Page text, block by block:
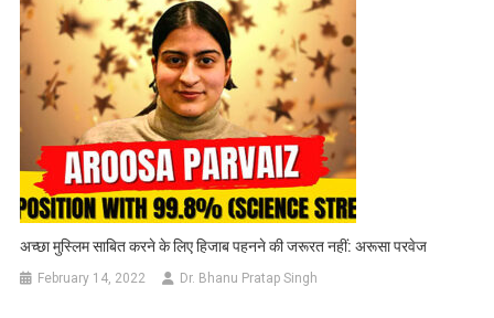
अच्छा मुस्लिम साबित करने के लिए हिजाब पहनने की जरूरत नहीं: अरूसा परवेज
February 14, 2022 Dr. Bhanu Pratap Singh